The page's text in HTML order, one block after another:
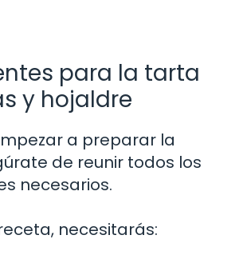
para la tarta
y hojaldre
a preparar la
de reunir todos los
necesarios.
necesitarás: